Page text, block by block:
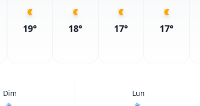
19° 18° 17° 17°
Dim Lun